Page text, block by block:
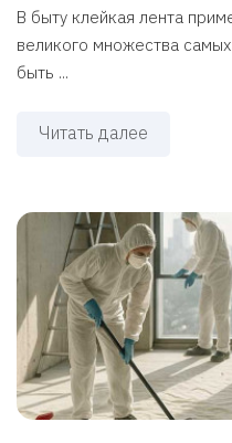
В быту клейкая лента
великого множества
быть ...
Читать далее